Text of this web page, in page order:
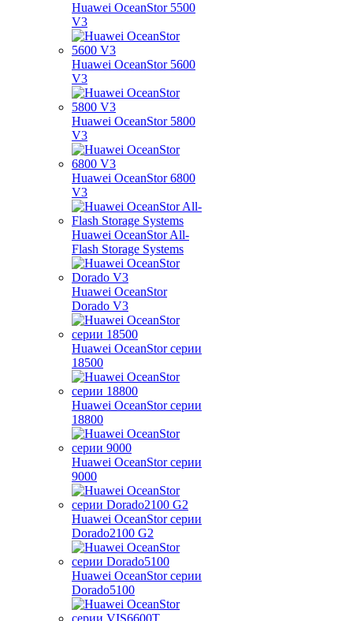
Huawei OceanStor 5500
V3
Huawei OceanStor 5600
V3
Huawei OceanStor 5800
V3
Huawei OceanStor 6800
V3
Huawei OceanStor All-
Flash Storage Systems
Huawei OceanStor
Dorado V3
Huawei OceanStor серии
18500
Huawei OceanStor серии
18800
Huawei OceanStor серии
9000
Huawei OceanStor серии
Dorado2100 G2
Huawei OceanStor серии
Dorado5100